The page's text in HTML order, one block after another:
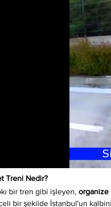
Treni Nedir?
bir tren gibi işleyen, organize
bir şekilde İstanbul'un